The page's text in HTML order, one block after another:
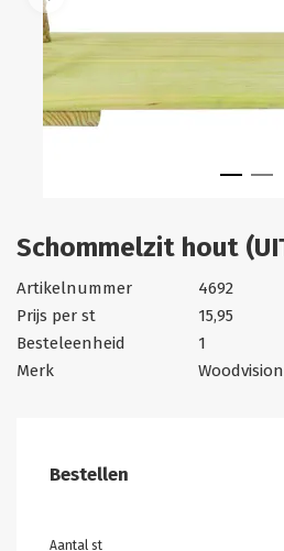
Schommelzit hout
Artikelnummer
4692
Prijs per st
15,95
Besteleenheid
1
Merk
Woodvision
Bestellen
Aantal st